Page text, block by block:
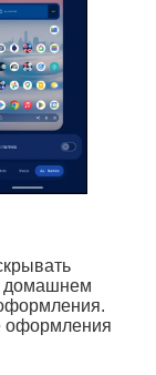
домашнем
оформления